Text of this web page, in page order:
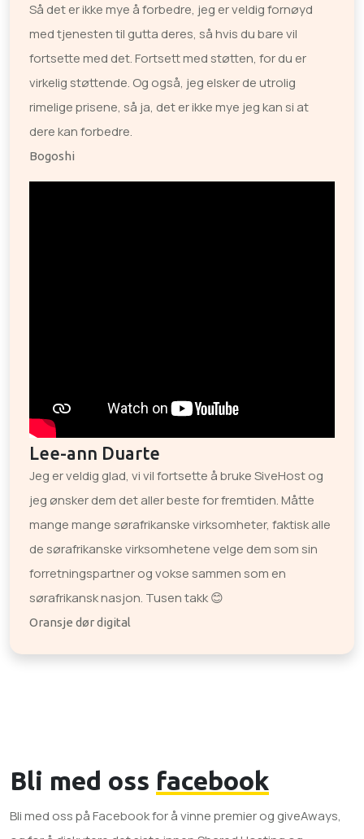
Så det er ikke mye å forbedre, jeg er veldig fornøyd
med tjenesten til gutta deres, så hvis du bare vil
fortsette med det. Fortsett med støtten, for du er
virkelig støttende. Og også, jeg elsker de utrolig
rimelige prisene, så ja, det er ikke mye jeg kan si at
dere kan forbedre.
Bogoshi
Lee-ann Duarte
Jeg er veldig glad, vi vil fortsette å bruke SiveHost og
jeg ønsker dem det aller beste for fremtiden. Måtte
mange mange sørafrikanske virksomheter, faktisk alle
de sørafrikanske virksomhetene velge dem som sin
forretningspartner og vokse sammen som en
sørafrikansk nasjon. Tusen takk 😊
Oransje dør digital
Bli med oss facebook
Bli med oss ​​på Facebook for å vinne premier og giveAways,